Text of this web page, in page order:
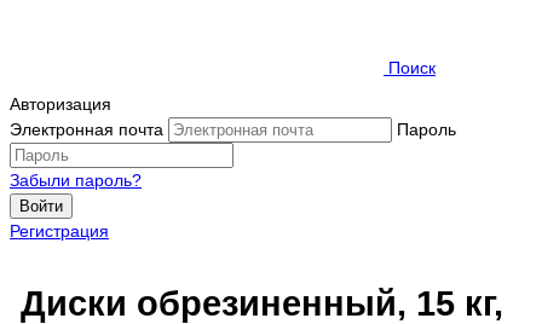
Поиск
Авторизация
Электронная почта
Пароль
Забыли пароль?
Войти
Регистрация
Диски обрезиненный, 15 кг,